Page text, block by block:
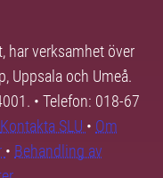
har verksamhet över
Uppsala och Umeå.
• Telefon: 018-67
Kontakta SLU • Om
• Behandling av